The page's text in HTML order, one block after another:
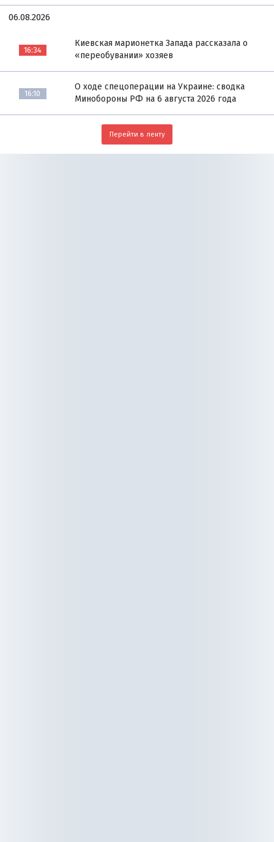
06.08.2026
16:34
Киевская марионетка Запада рассказала о
«переобувании» хозяев
16:10
О ходе спецоперации на Украине: сводка
Минобороны РФ на 6 августа 2026 года
Перейти в ленту